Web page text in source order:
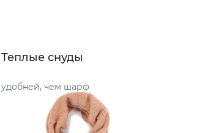
Теплые снуды
удобней, чем шарф